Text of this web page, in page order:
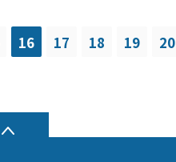
16 17 18 19 20